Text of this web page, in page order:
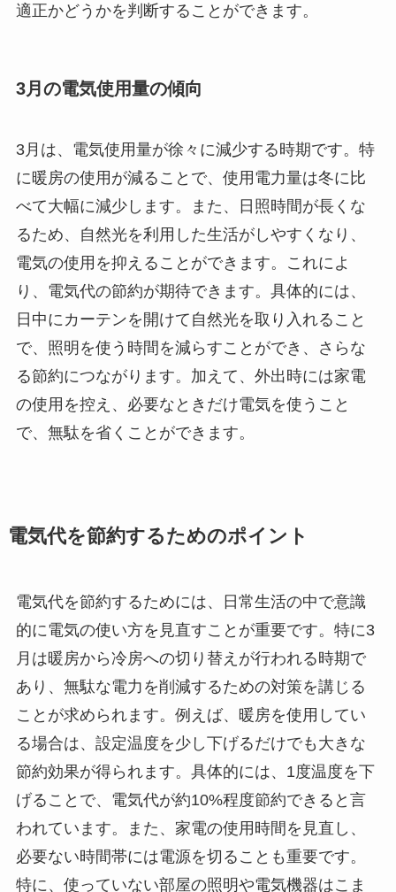
適正かどうかを判断することができます。
3月の電気使用量の傾向
3月は、電気使用量が徐々に減少する時期です。特
に暖房の使用が減ることで、使用電力量は冬に比
べて大幅に減少します。また、日照時間が長くな
るため、自然光を利用した生活がしやすくなり、
電気の使用を抑えることができます。これによ
り、電気代の節約が期待できます。具体的には、
日中にカーテンを開けて自然光を取り入れること
で、照明を使う時間を減らすことができ、さらな
る節約につながります。加えて、外出時には家電
の使用を控え、必要なときだけ電気を使うこと
で、無駄を省くことができます。
電気代を節約するためのポイント
電気代を節約するためには、日常生活の中で意識
的に電気の使い方を見直すことが重要です。特に3
月は暖房から冷房への切り替えが行われる時期で
あり、無駄な電力を削減するための対策を講じる
ことが求められます。例えば、暖房を使用してい
る場合は、設定温度を少し下げるだけでも大きな
節約効果が得られます。具体的には、1度温度を下
げることで、電気代が約10%程度節約できると言
われています。また、家電の使用時間を見直し、
必要ない時間帯には電源を切ることも重要です。
特に、使っていない部屋の照明や電気機器はこま